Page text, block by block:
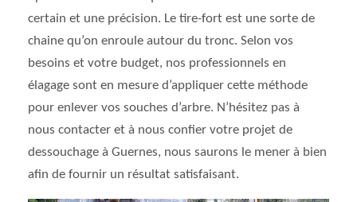
certain et une précision. Le tire-fort est une sorte de
chaine qu’on enroule autour du tronc. Selon vos
besoins et votre budget, nos professionnels en
élagage sont en mesure d’appliquer cette méthode
pour enlever vos souches d’arbre. N’hésitez pas à
nous contacter et à nous confier votre projet de
dessouchage à Guernes, nous saurons le mener à bien
afin de fournir un résultat satisfaisant.